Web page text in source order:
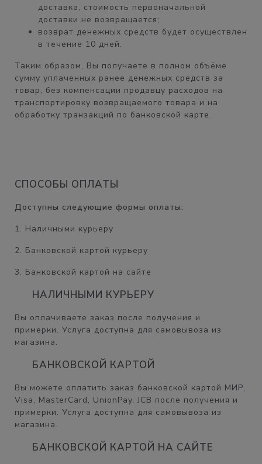
доставка, стоимость первоначальной
доставки не возвращается;
возврат денежных средств будет осуществлен
в течение 10 дней.
Таким образом, Вы получаете в полном объёме
сумму уплаченных ранее денежных средств за
товар, без компенсации продавцу расходов на
транспортировку возвращаемого товара и на
обработку транзакций по банковской карте.
СПОСОБЫ ОПЛАТЫ
Доступны следующие формы оплаты:
1. Наличными курьеру
2. Банковской картой курьеру
3. Банковской картой на сайте
НАЛИЧНЫМИ КУРЬЕРУ
Вы оплачиваете заказ после получения и
примерки. Услуга доступна для самовывоза из
магазина.
БАНКОВСКОЙ КАРТОЙ
Вы можете оплатить заказ банковской картой МИР,
Visa, MasterCard, UnionPay, JCB после получения и
примерки. Услуга доступна для самовывоза из
магазина.
БАНКОВСКОЙ КАРТОЙ НА САЙТЕ